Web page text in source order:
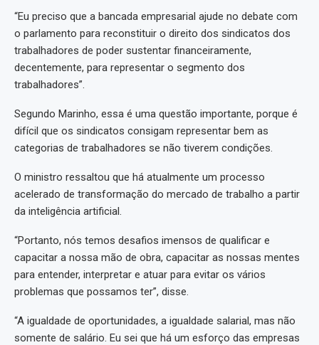
“Eu preciso que a bancada empresarial ajude no debate com
o parlamento para reconstituir o direito dos sindicatos dos
trabalhadores de poder sustentar financeiramente,
decentemente, para representar o segmento dos
trabalhadores”.
Segundo Marinho, essa é uma questão importante, porque é
difícil que os sindicatos consigam representar bem as
categorias de trabalhadores se não tiverem condições.
O ministro ressaltou que há atualmente um processo
acelerado de transformação do mercado de trabalho a partir
da inteligência artificial.
“Portanto, nós temos desafios imensos de qualificar e
capacitar a nossa mão de obra, capacitar as nossas mentes
para entender, interpretar e atuar para evitar os vários
problemas que possamos ter”, disse.
“A igualdade de oportunidades, a igualdade salarial, mas não
somente de salário. Eu sei que há um esforço das empresas